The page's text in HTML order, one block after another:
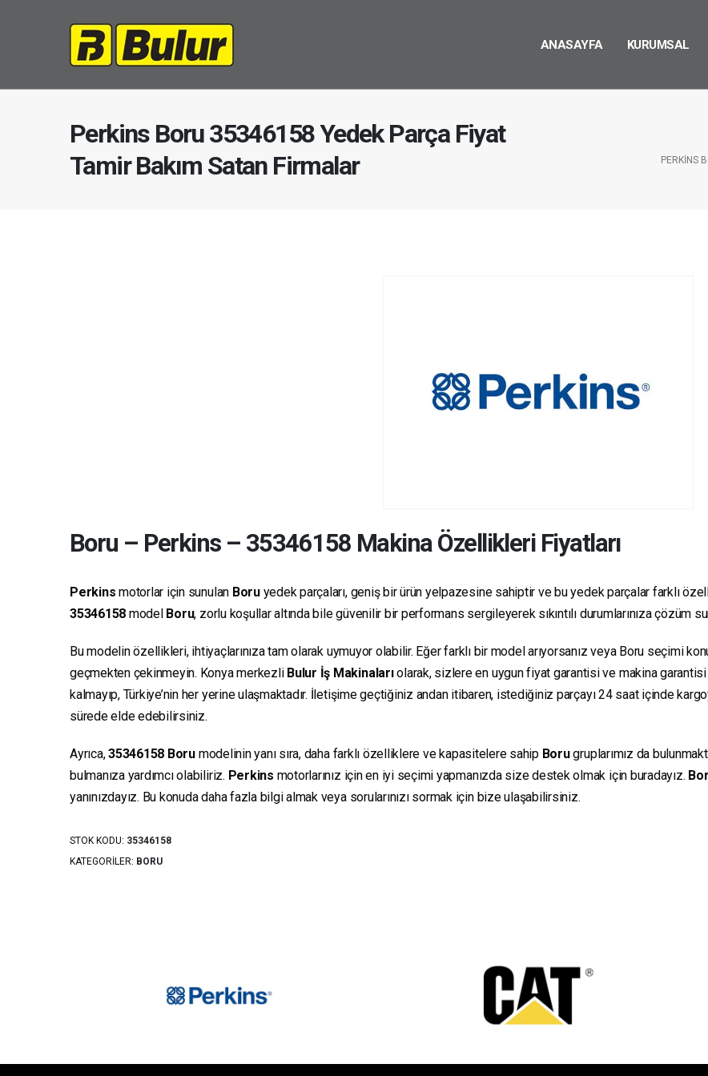
ANASAYFA KURUMSAL
Perkins Boru 35346158 Yedek Parça Fiyat
Tamir Bakım Satan Firmalar
PERKINS
Boru – Perkins– 35346158 Makina Özellikleri Fiyatları
Perkins motorlar için sunulan Boruyedek parçaları, geniş bir ürün yelpazesine sahiptir ve bu yedek parçalar farklı
35346158 model Boru, zorlu koşullar altında bile güvenilir bir performans sergileyerek sıkıntılı durumlarınıza çözüm
Bu modelin özellikleri, ihtiyaçlarınıza tam olarak uymuyor olabilir. Eğer farklı bir model arıyorsanız veya Boru seçimi
geçmekten çekinmeyin. Konya merkezli Bulur İş Makinalarıolarak, sizlere en uygun fiyat garantisi ve makina
kalmayıp, Türkiye’nin her yerine ulaşmaktadır. İletişime geçtiğiniz andan itibaren, istediğiniz parçayı 24 saat içinde
sürede elde edebilirsiniz.
Ayrıca,35346158 Boru modelinin yanı sıra, daha farklı özelliklere ve kapasitelere sahip Borugruplarımız da
bulmanıza yardımcı olabiliriz. Perkins motorlarınız için en iyi seçimi yapmanızda size destek olmak için buradayız.
yanınızdayız. Bu konuda daha fazla bilgi almak veya sorularınızı sormak için bize ulaşabilirsiniz.
STOK KODU: 35346158
KATEGORILER: BORU